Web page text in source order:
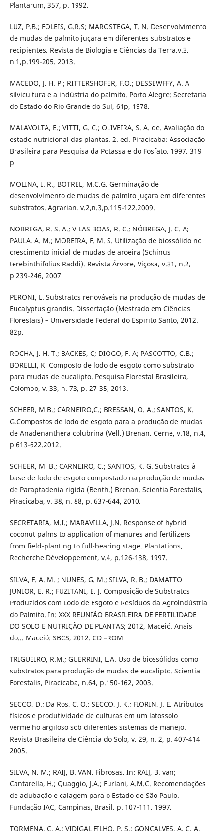
Plantarum, 357, p. 1992.
LUZ, P.B.; FOLEIS, G.R.S; MAROSTEGA, T. N. Desenvolvimento
de mudas de palmito juçara em diferentes substratos e
recipientes. Revista de Biologia e Ciências da Terra.v.3,
n.1,p.199-205. 2013.
MACEDO, J. H. P.; RITTERSHOFER, F.O.; DESSEWFFY, A. A
silvicultura e a indústria do palmito. Porto Alegre: Secretaria
do Estado do Rio Grande do Sul, 61p, 1978.
MALAVOLTA, E.; VITTI, G. C.; OLIVEIRA, S. A. de. Avaliação do
estado nutricional das plantas. 2. ed. Piracicaba: Associação
Brasileira para Pesquisa da Potassa e do Fosfato. 1997. 319
p.
MOLINA, I. R., BOTREL, M.C.G. Germinação de
desenvolvimento de mudas de palmito juçara em diferentes
substratos. Agrarian, v.2,n.3,p.115-122.2009.
NOBREGA, R. S. A.; VILAS BOAS, R. C.; NÓBREGA, J. C. A;
PAULA, A. M.; MOREIRA, F. M. S. Utilização de biossólido no
crescimento inicial de mudas de aroeira (Schinus
terebinthifolius Raddi). Revista Árvore, Viçosa, v.31, n.2,
p.239-246, 2007.
PERONI, L. Substratos renováveis na produção de mudas de
Eucalyptus grandis. Dissertação (Mestrado em Ciências
Florestais) – Universidade Federal do Espírito Santo, 2012.
82p.
ROCHA, J. H. T.; BACKES, C; DIOGO, F. A; PASCOTTO, C.B.;
BORELLI, K. Composto de lodo de esgoto como substrato
para mudas de eucalipto. Pesquisa Florestal Brasileira,
Colombo, v. 33, n. 73, p. 27-35, 2013.
SCHEER, M.B.; CARNEIRO,C.; BRESSAN, O. A.; SANTOS, K.
G.Compostos de lodo de esgoto para a produção de mudas
de Anadenanthera colubrina (Vell.) Brenan. Cerne, v.18, n.4,
p 613-622.2012.
SCHEER, M. B.; CARNEIRO, C.; SANTOS, K. G. Substratos à
base de lodo de esgoto compostado na produção de mudas
de Paraptadenia rigida (Benth.) Brenan. Scientia Forestalis,
Piracicaba, v. 38, n. 88, p. 637-644, 2010.
SECRETARIA, M.I.; MARAVILLA, J.N. Response of hybrid
coconut palms to application of manures and fertilizers
from field-planting to full-bearing stage. Plantations,
Recherche Développement, v.4, p.126-138, 1997.
SILVA, F. A. M. ; NUNES, G. M.; SILVA, R. B.; DAMATTO
JUNIOR, E. R.; FUZITANI, E. J. Composição de Substratos
Produzidos com Lodo de Esgoto e Resíduos da Agroindústria
do Palmito. In: XXX REUNIÃO BRASILEIRA DE FERTILIDADE
DO SOLO E NUTRIÇÃO DE PLANTAS; 2012, Maceió. Anais
do... Maceió: SBCS, 2012. CD –ROM.
TRIGUEIRO, R.M.; GUERRINI, L.A. Uso de biossólidos como
substratos para produção de mudas de eucalipto. Scientia
Forestalis, Piracicaba, n.64, p.150-162, 2003.
SECCO, D.; Da Ros, C. O.; SECCO, J. K.; FIORIN, J. E. Atributos
físicos e produtividade de culturas em um latossolo
vermelho argiloso sob diferentes sistemas de manejo.
Revista Brasileira de Ciência do Solo, v. 29, n. 2, p. 407-414.
2005.
SILVA, N. M.; RAIJ, B. VAN. Fibrosas. In: RAIJ, B. van;
Cantarella, H.; Quaggio, J.A.; Furlani, A.M.C. Recomendações
de adubação e calagem para o Estado de São Paulo.
Fundação IAC, Campinas, Brasil. p. 107-111. 1997.
TORMENA, C. A.; VIDIGAL FILHO, P. S.; GONÇALVES, A. C. A.;